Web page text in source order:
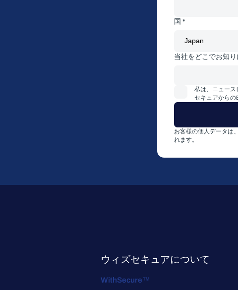
国 *
当社をどこでお知
私は、ニュース
セキュアからの
お客様の個人データは
れます。
ウィズセキュアについて
WithSecure™